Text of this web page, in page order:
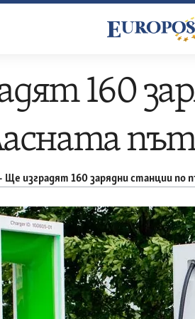
160
Ще изградят 160 зарядни станции по